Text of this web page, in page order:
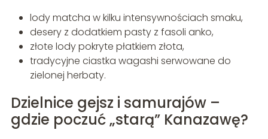
lody matcha w kilku intensywnościach smaku,
desery z dodatkiem pasty z fasoli anko,
złote lody pokryte płatkiem złota,
tradycyjne ciastka wagashi serwowane do
zielonej herbaty.
Dzielnice gejsz i samurajów –
gdzie poczuć „starą” Kanazawę?